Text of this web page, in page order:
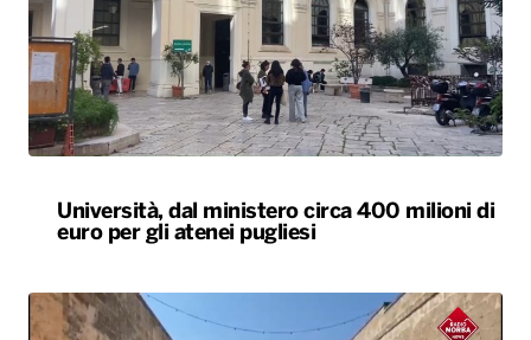
Università, dal ministero circa 400 milioni di
euro per gli atenei pugliesi